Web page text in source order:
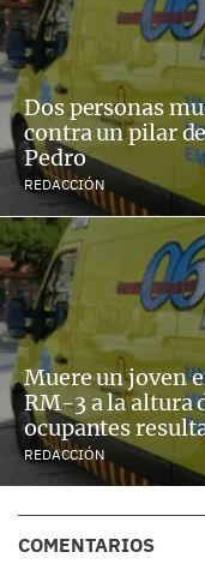
Dos personas
contra un pilar
Pedro
REDACCIÓN
Muere un joven
RM-3 a la altura
ocupantes
REDACCIÓN
COMENTARIOS